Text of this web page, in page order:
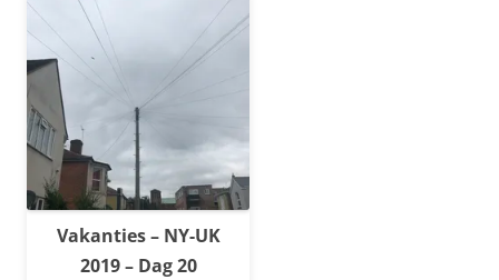
Vakanties – NY-UK
2019 – Dag 20